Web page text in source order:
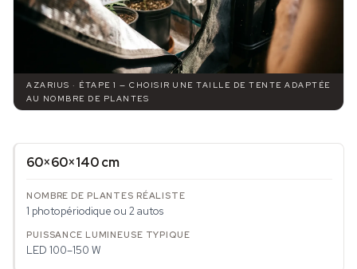
AZARIUS · ÉTAPE 1 — CHOISIR UNE TAILLE DE TENTE ADAPTÉE
AU NOMBRE DE PLANTES
60×60×140 cm
1 photopériodique ou 2 autos
LED 100–150 W